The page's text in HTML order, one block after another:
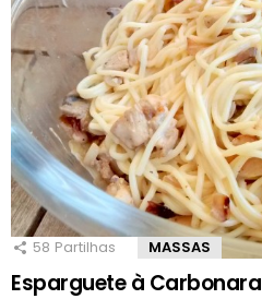
58 Partilhas MASSAS
Esparguete à Carbonara